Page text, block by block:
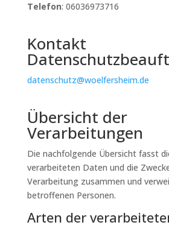
Telefon: 06036973716
Kontakt
datenschutz@woelfersheim.de
Übersicht der
Verarbeitungen
Die nachfolgende Übersicht fasst
verarbeiteten Daten und die
Verarbeitung zusammen und
betroffenen Personen.
Arten der